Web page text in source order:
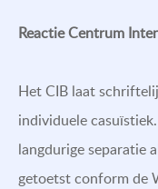
Reactie Centrum
Het CIB laat
individuele
langdurige separatie
getoetst conform de